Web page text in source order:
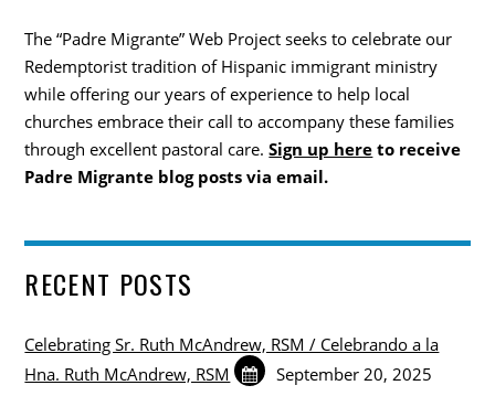
The “Padre Migrante” Web Project seeks to celebrate our
Redemptorist tradition of Hispanic immigrant ministry
while offering our years of experience to help local
churches embrace their call to accompany these families
through excellent pastoral care. Sign up here to receive
Padre Migrante blog posts via email.
RECENT POSTS
Celebrating Sr. Ruth McAndrew, RSM / Celebrando a la
Hna. Ruth McAndrew, RSM
September 20, 2025